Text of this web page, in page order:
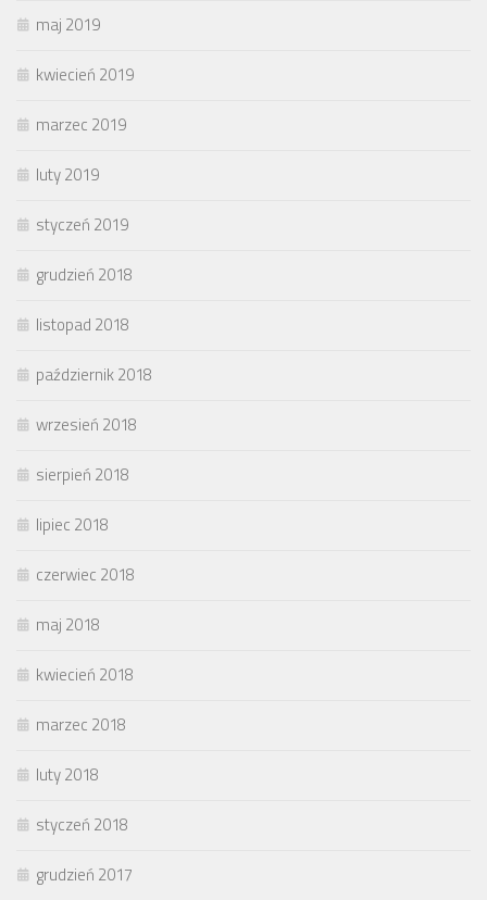
maj 2019
kwiecień 2019
marzec 2019
luty 2019
styczeń 2019
grudzień 2018
listopad 2018
październik 2018
wrzesień 2018
sierpień 2018
lipiec 2018
czerwiec 2018
maj 2018
kwiecień 2018
marzec 2018
luty 2018
styczeń 2018
grudzień 2017